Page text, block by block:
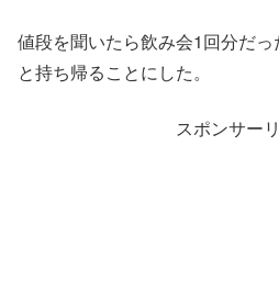
値段を聞いたら飲み会1回分だ
と持ち帰ることにした。
スポンサー